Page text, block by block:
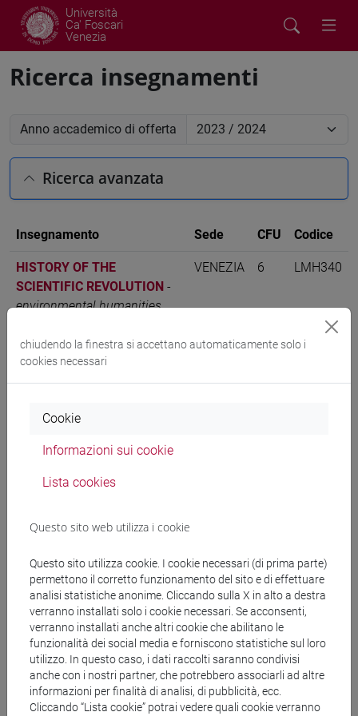
Università
Ca' Foscari
Venezia
Ricerca insegnamenti
Anno accademico di offerta
Ricerca avanzata
Insegnamento Sede CFU Codice
HISTORY OF THE
SCIENTIFIC REVOLUTION -
environmental humanities
VENEZIA 6 LMH340
Ricerca strutture
Ricerca pubblicazioni
Ricerca risorse bibliografiche
chiudendo la finestra si accettano automaticamente solo i
cookies necessari
Cookie
Informazioni sui cookie
Lista cookies
Questo sito web utilizza i cookie
Questo sito utilizza cookie. I cookie necessari (di prima parte)
permettono il corretto funzionamento del sito e di effettuare
analisi statistiche anonime. Cliccando sulla X in alto a destra
verranno installati solo i cookie necessari. Se acconsenti,
verranno installati anche altri cookie che abilitano le
funzionalità dei social media e forniscono statistiche sul loro
utilizzo. In questo caso, i dati raccolti saranno condivisi
anche con i nostri partner, che potrebbero associarli ad altre
informazioni per finalità di analisi, di pubblicità, ecc.
Cliccando “Lista cookie” potrai vedere quali cookie verranno